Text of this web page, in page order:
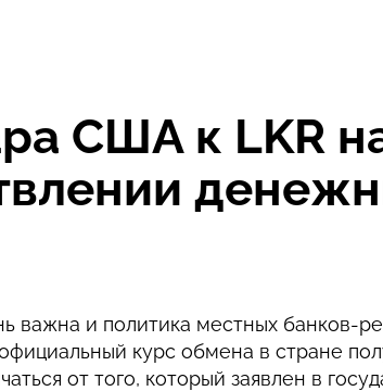
США к LKR
важна и политика местных банков-
курс обмена в стране
от того, который заявлен в